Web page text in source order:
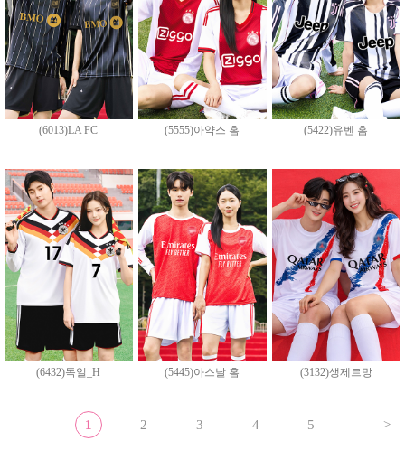
(6013)LA FC (5555)아약스 홈 (5422)유벤 홈
(6432)독일_H (5445)아스날 홈 (3132)생제르망
1 2 3 4 5 >